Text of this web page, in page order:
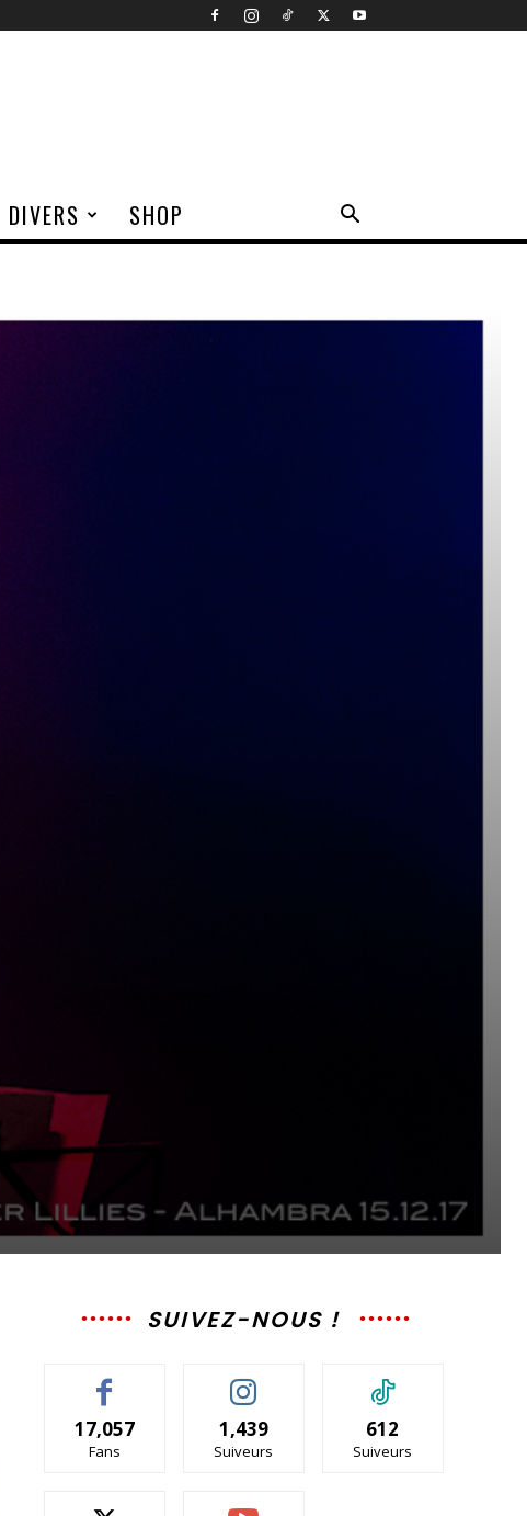
DIVERS SHOP
SUIVEZ-NOUS !
17,057
Fans
1,439
Suiveurs
612
Suiveurs